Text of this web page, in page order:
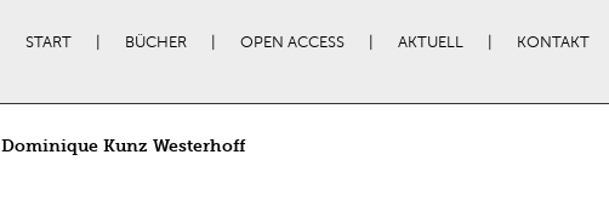
START BÜCHER OPEN ACCESS AKTUELL KONTAKT
Dominique Kunz Westerhoff